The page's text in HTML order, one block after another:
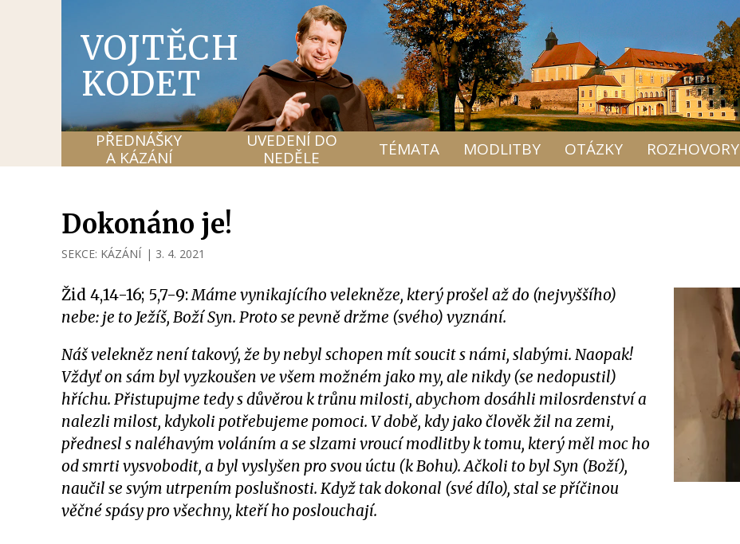
VOJTĚCH
KODET
PŘEDNÁŠKY
A KÁZÁNÍ
UVEDENÍ DO
NEDĚLE
TÉMATA MODLITBY OTÁZKY ROZHOVORY
Dokonáno je!
SEKCE: KÁZÁNÍ | 3. 4. 2021
Žid 4,14-16; 5,7-9:Máme vynikajícího velekněze, který prošel až do (nejvyššího)
nebe: je to Ježíš, Boží Syn. Proto se pevně držme (svého) vyznání.
Náš velekněz není takový, že by nebyl schopen mít soucit s námi, slabými. Naopak!
Vždyť on sám byl vyzkoušen ve všem možném jako my, ale nikdy (se nedopustil)
hříchu. Přistupujme tedy s důvěrou k trůnu milosti, abychom dosáhli milosrdenství a
nalezli milost, kdykoli potřebujeme pomoci. V době, kdy jako člověk žil na zemi,
přednesl s naléhavým voláním a se slzami vroucí modlitby k tomu, který měl moc ho
od smrti vysvobodit, a byl vyslyšen pro svou úctu (k Bohu). Ačkoli to byl Syn (Boží),
naučil se svým utrpením poslušnosti. Když tak dokonal (své dílo), stal se příčinou
věčné spásy pro všechny, kteří ho poslouchají.